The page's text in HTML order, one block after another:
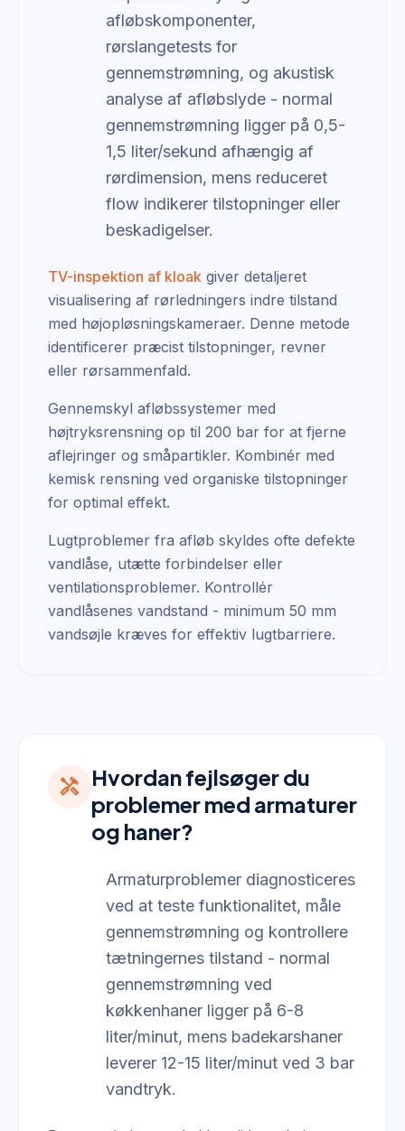
afløbskomponenter,
rørslangetests for
gennemstrømning, og akustisk
analyse af afløbslyde - normal
gennemstrømning ligger på 0,5-
1,5 liter/sekund afhængig af
rørdimension, mens reduceret
flow indikerer tilstopninger eller
beskadigelser.
TV-inspektion af kloak giver detaljeret
visualisering af rørledningers indre tilstand
med højopløsningskameraer. Denne metode
identificerer præcist tilstopninger, revner
eller rørsammenfald.
Gennemskyl afløbssystemer med
højtryksrensning op til 200 bar for at fjerne
aflejringer og småpartikler. Kombinér med
kemisk rensning ved organiske tilstopninger
for optimal effekt.
Lugtproblemer fra afløb skyldes ofte defekte
vandlåse, utætte forbindelser eller
ventilationsproblemer. Kontrollér
vandlåsenes vandstand - minimum 50 mm
vandsøjle kræves for effektiv lugtbarriere.
handyman Hvordan fejlsøger du
problemer med armaturer
og haner?
Armaturproblemer diagnosticeres
ved at teste funktionalitet, måle
gennemstrømning og kontrollere
tætningernes tilstand - normal
gennemstrømning ved
køkkenhaner ligger på 6-8
liter/minut, mens badekarshaner
leverer 12-15 liter/minut ved 3 bar
vandtryk.